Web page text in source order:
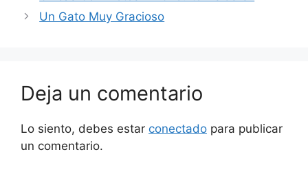
Un Gato Muy Gracioso
Deja un comentario
Lo siento, debes estar conectado para publicar
un comentario.